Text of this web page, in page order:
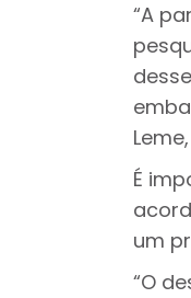
“A
É
um
“O